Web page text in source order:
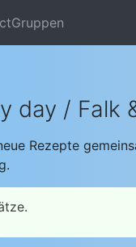
day / Falk
Rezepte